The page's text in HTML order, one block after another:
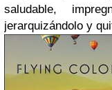
saludable,
jerarquizándolo y